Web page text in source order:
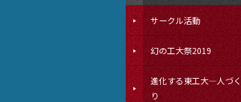
サークル活動
幻の工大祭2019
進化する東工大―人づ
り